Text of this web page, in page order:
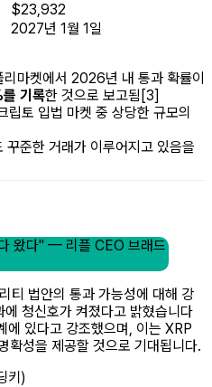
$23,932
2027년 1월 1일
마켓에서 2026년 내 통과 확률이
기록한 것으로 보고됨[3]
토 입법 마켓 중 상당한 규모의
준한 거래가 이루어지고 있음을
왔다" — 리플 CEO 브래드
티 법안의 통과 가능성에 대해 강
청신호가 켜졌다고 밝혔습니다
있다고 강조했으며, 이는 XRP
확성을 제공할 것으로 기대됩니다.
키)